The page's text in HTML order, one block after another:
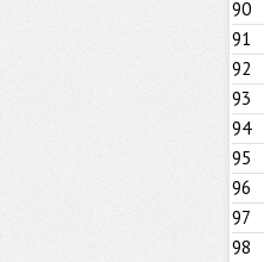
90
91
92
93
94
95
96
97
98